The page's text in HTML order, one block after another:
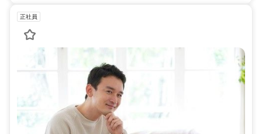
正社員